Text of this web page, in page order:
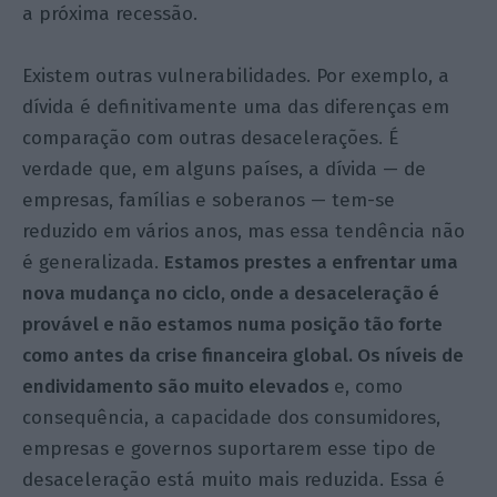
a próxima recessão.
Existem outras vulnerabilidades. Por exemplo, a
dívida é definitivamente uma das diferenças em
comparação com outras desacelerações. É
verdade que, em alguns países, a dívida — de
empresas, famílias e soberanos — tem-se
reduzido em vários anos, mas essa tendência não
é generalizada. Estamos prestes a enfrentar uma
nova mudança no ciclo, onde a desaceleração é
provável e não estamos numa posição tão forte
como antes da crise financeira global. Os níveis de
endividamento são muito elevados e, como
consequência, a capacidade dos consumidores,
empresas e governos suportarem esse tipo de
desaceleração está muito mais reduzida. Essa é